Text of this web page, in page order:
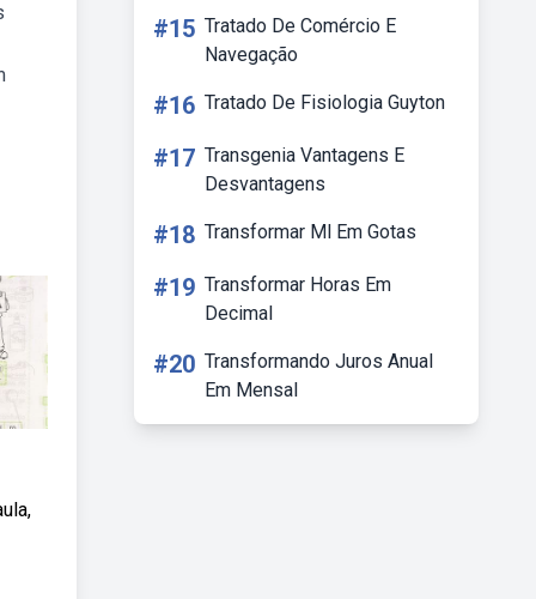
#15 Tratado De Comércio E
Navegação
#16 Tratado De Fisiologia Guyton
#17 Transgenia Vantagens E
Desvantagens
#18 Transformar Ml Em Gotas
#19 Transformar Horas Em
Decimal
#20 Transformando Juros Anual
Em Mensal